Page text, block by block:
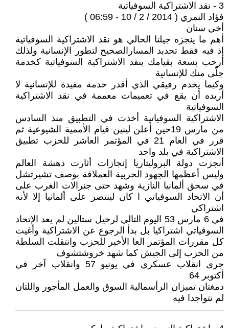
3 - نقد الاشتراكية السوفياتية
فؤاد النمري ( 2014 / 2 / 10 - 06:59 )
أخي سنان
أهم ما ينجزه جيلنا الحالي هو نقد الاشتراكية السوفياتية
إذ فيه فقط تحديد المسارالصحيح لتطور الإنسانية ولذلك
أرحب بسعة بقيامك بنقد الاشتراكية السوفياتية كخدمة
جلّى منك للإنسانية
وكيما يخدم رفيقي الذي أقدر خدمة مفيدة للإنسانية لا
أريده أن يقع في تعميمات معممة في نقد الاشتراكية
السوفياتية
الاشتراكية السوفياتية أخذت في التطبيق منذ السادس
من مارس 19حين أعلن لينين قيام الأممية الشيوعية ثم
قرر في العام 21 في المؤتمر العاشر للحزب تطبيق
الاشتراكية في بلد واحد
أنجزت دولة البروليتاريا إنجازات أثارت دهشة العالم
وليس أعظمها الجهود الحربية العملاقة بوصف تشيرتشل
في سحق ألمانيا النازية وشهد حتى جنرالات الغرب على
أن الاتحاد السوفياتي ا كان لينتصر على ألمانيا إلا لأنه
اشتراكي
في 6 مارس 53 اليوم التالي لرحيل ستالين لم يعد الإتحاد
السوفياتي اشتراكيا بل بدأ الرجوع عن الاشتراكية وأغيت
كل مقررات المؤتمر العا الأخير للحزب وانتقلت السلطة
من الحزب إلى الجيش كما شهد خروشتشوف
جرى انقلاب عسكري في يونيو 57 وانقلاب آخر في
أكتوبر 64
دمغتان تميزان الرأسمالية السوق والعمل المأجور واللتان
لم تتواجدا فيه